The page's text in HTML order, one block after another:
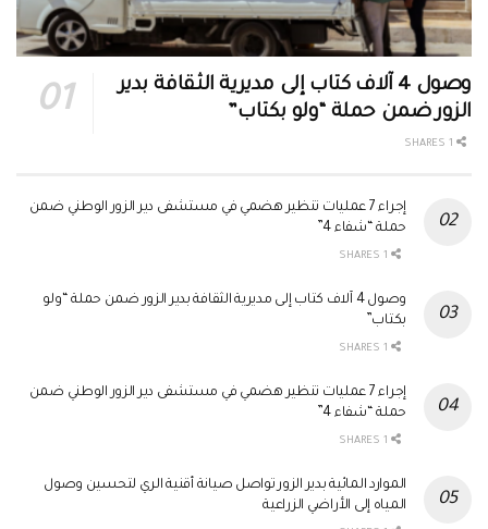
وصول 4 آلاف كتاب إلى مديرية الثقافة بدير
الزور ضمن حملة “ولو بكتاب”
إجراء 7 عمليات تنظير هضمي في مستشفى دير الزور الوطني ضمن
حملة “شفاء 4”
وصول 4 آلاف كتاب إلى مديرية الثقافة بدير الزور ضمن حملة “ولو
بكتاب”
إجراء 7 عمليات تنظير هضمي في مستشفى دير الزور الوطني ضمن
حملة “شفاء 4”
الموارد المائية بدير الزور تواصل صيانة أقنية الري لتحسين وصول
المياه إلى الأراضي الزراعية